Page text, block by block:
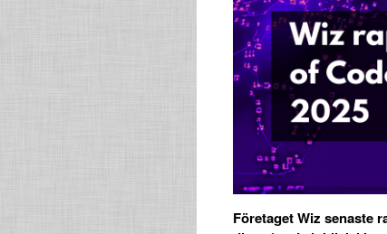
Företaget Wiz senaste